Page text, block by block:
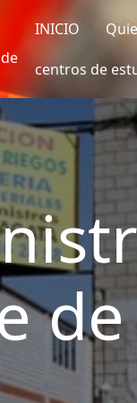
INICIO
centros de